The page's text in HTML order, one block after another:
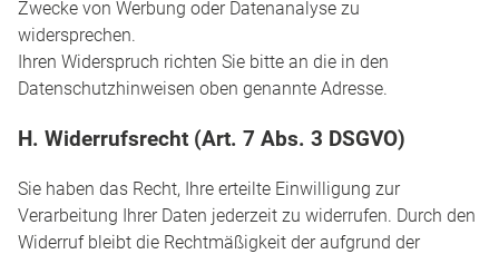
Zwecke von Werbung oder Datenanalyse zu
widersprechen.
Ihren Widerspruch richten Sie bitte an die in den
Datenschutzhinweisen oben genannte Adresse.
H. Widerrufsrecht (Art. 7 Abs. 3 DSGVO)
Sie haben das Recht, Ihre erteilte Einwilligung zur
Verarbeitung Ihrer Daten jederzeit zu widerrufen. Durch den
Widerruf bleibt die Rechtmäßigkeit der aufgrund der